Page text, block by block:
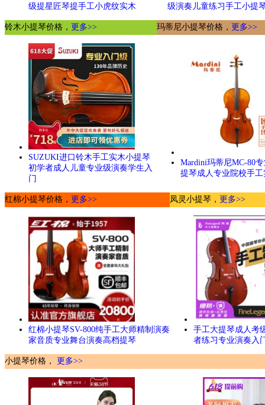
级提星匠琴提手工小虎纹实木
级演奏儿童练习手工小提
铃木小提琴价格， 更多>> 玛蒂尼小提琴价格， 更多>>
SUZUKI进口铃木手工实木小提琴
初学者成人儿童专业级演奏学生入
门
Mardini玛蒂尼MC-80
提琴成人专业院校手
红棉小提琴价格， 更多>> 凤灵小提琴， 更多>>
红棉小提琴SV-800纯手工大师精制演奏
家音质专业舞台演奏高档提琴
手工大提琴成人考
者练习专业演奏入
小提琴价格， 更多>>